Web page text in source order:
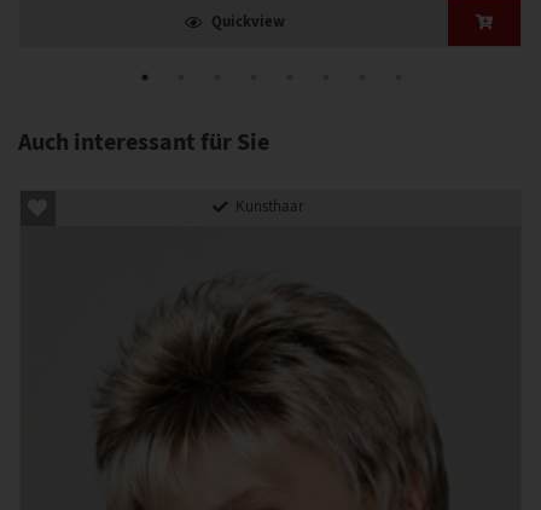
Quickview
Auch interessant für Sie
Kunsthaar